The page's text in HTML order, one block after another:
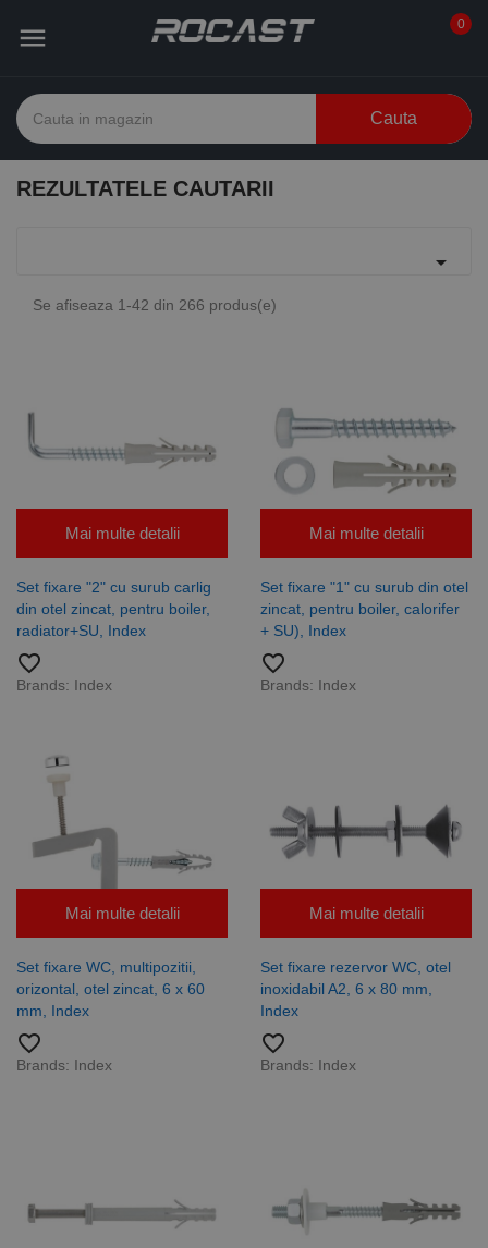
 0
Cauta
REZULTATELE CAUTARII

Se afiseaza 1-42 din 266 produs(e)
Mai multe detalii
Set fixare "2" cu surub carlig
din otel zincat, pentru boiler,
radiator+SU, Index
favorite_border
Brands: Index
Mai multe detalii
Set fixare "1" cu surub din otel
zincat, pentru boiler, calorifer
+ SU), Index
favorite_border
Brands: Index
Mai multe detalii
Set fixare WC, multipozitii,
orizontal, otel zincat, 6 x 60
mm, Index
favorite_border
Brands: Index
Mai multe detalii
Set fixare rezervor WC, otel
inoxidabil A2, 6 x 80 mm,
Index
favorite_border
Brands: Index